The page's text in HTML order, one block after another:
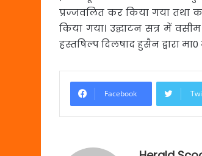
प्रज्जवलित कर किया गया तथा
किया गया। उद्घाटन सत्र में
हस्तषिल्प दिलषाद हुसैन द्वारा मा0
Facebook